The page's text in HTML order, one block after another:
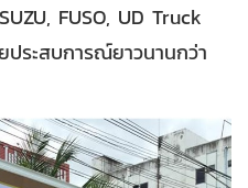
FUSO, UD Truck
ระสบการณ์ยาวนานกว่า